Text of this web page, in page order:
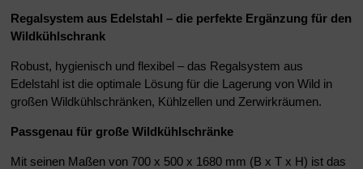
Regalsystem aus Edelstahl – die perfekte Ergänzung für den
Wildkühlschrank
Robust, hygienisch und flexibel – das Regalsystem aus
Edelstahl ist die optimale Lösung für die Lagerung von Wild in
großen Wildkühlschränken, Kühlzellen und Zerwirkräumen.
Passgenau für große Wildkühlschränke
Mit seinen Maßen von 700 x 500 x 1680 mm (B x T x H) ist das